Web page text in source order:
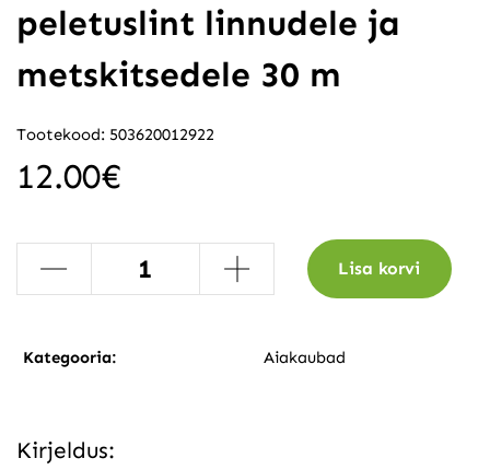
peletuslint linnudele ja
metskitsedele 30 m
Tootekood: 503620012922
12.00€
- + Lisa korvi
Kategooria: Aiakaubad
Kirjeldus: